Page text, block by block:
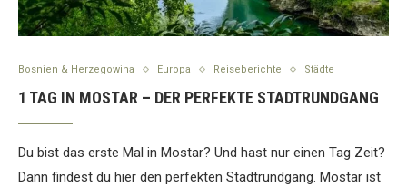
Bosnien & Herzegowina Europa Reiseberichte Städte
1 TAG IN MOSTAR – DER PERFEKTE STADTRUNDGANG
Du bist das erste Mal in Mostar? Und hast nur einen Tag Zeit?
Dann findest du hier den perfekten Stadtrundgang. Mostar ist